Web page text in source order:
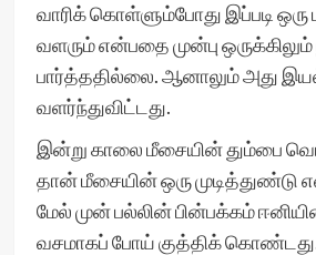
வாரிக் கொள்ளும்போது இப்படி
வளரும் என்பதை முன்பு
பார்த்ததில்லை. ஆனாலும் அது
வளர்ந்துவிட்டது.
இன்று காலை மீசையின் தும்பை
தான் மீசையின் ஒரு முடித்துண்டு
மேல் முன் பல்லின் பின்பக்கம்
வசமாகப் போய் குத்திக் கொண்டது.